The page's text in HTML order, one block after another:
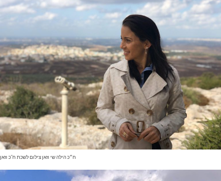
ח״כ הילה שי וזאן צילום לשכת ח"כ וזאן